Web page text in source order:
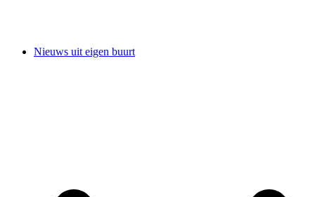
Nieuws uit eigen buurt